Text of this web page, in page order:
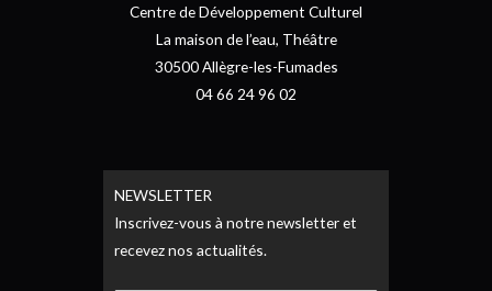
Centre de Développement Culturel
La maison de l’eau, Théâtre
30500 Allègre-les-Fumades
04 66 24 96 02
NEWSLETTER
Inscrivez-vous à notre newsletter et
recevez nos actualités.